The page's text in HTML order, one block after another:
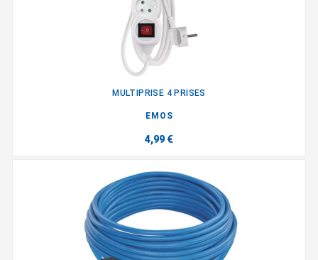
MULTIPRISE 4 PRISES
EMOS
4,99 €